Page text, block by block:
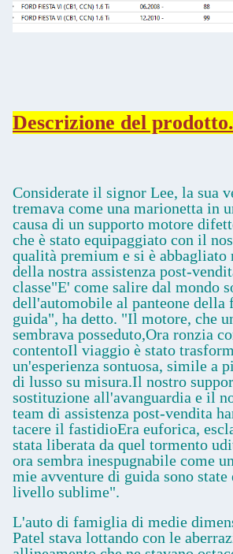
Descrizione del prodotto.
Considerate il signor Lee, la sua
tremava come una marionetta in
causa di un supporto motore
che è stato equipaggiato con il
qualità premium e si è abbagliato
della nostra assistenza post-
classe"E' come salire dal mondo
dell'automobile al panteone della
guida", ha detto. "Il motore, che
sembrava posseduto,Ora ronzia
contentoIl viaggio è stato
un'esperienza sontuosa, simile a
di lusso su misura.Il nostro
sostituzione all'avanguardia e il
team di assistenza post-vendita
tacere il fastidioEra euforica,
stata liberata da quel tormento
ora sembra inespugnabile come
mie avventure di guida sono state
livello sublime".
L'auto di famiglia di medie
Patel stava lottando con le